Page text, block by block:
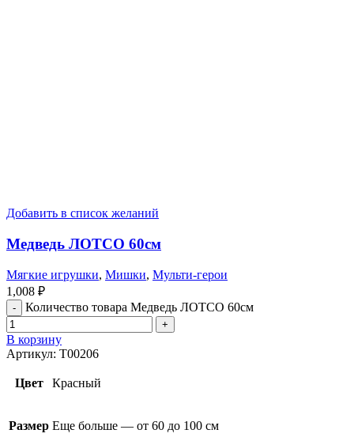
Добавить в список желаний
Медведь ЛОТСО 60см
Мягкие игрушки, Мишки, Мульти-герои
1,008 ₽
Количество товара Медведь ЛОТСО 60см
В корзину
Артикул: T00206
Цвет Красный
Размер Еще больше — от 60 до 100 см